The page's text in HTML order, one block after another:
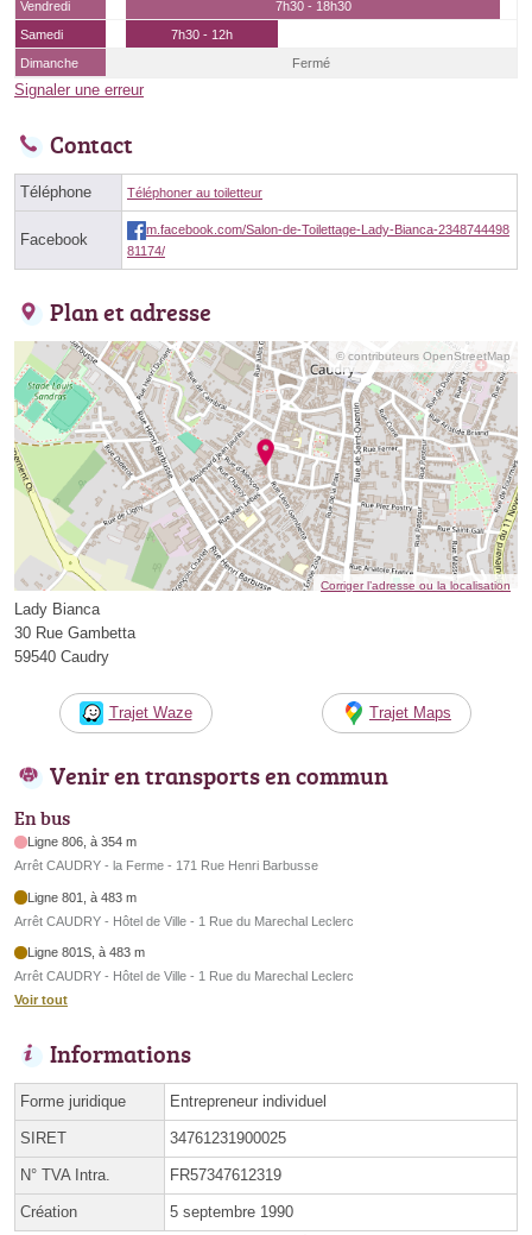
Vendredi
7h30 - 18h30
Samedi
7h30 - 12h
Dimanche
Fermé
Signaler une erreur
Contact
Téléphone Téléphoner au toiletteur
Facebook
m.facebook.com/Salon-de-Toilettage-Lady-Bianca-2348744498
81174/
Plan et adresse
© contributeurs OpenStreetMap
Corriger l’adresse ou la localisation
Lady Bianca
30 Rue Gambetta
59540 Caudry
Trajet Waze Trajet Maps
Venir en transports en commun
En bus
Ligne 806, à 354 m
Arrêt CAUDRY - la Ferme - 171 Rue Henri Barbusse
Ligne 801, à 483 m
Arrêt CAUDRY - Hôtel de Ville - 1 Rue du Marechal Leclerc
Ligne 801S, à 483 m
Arrêt CAUDRY - Hôtel de Ville - 1 Rue du Marechal Leclerc
Voir tout
Informations
Forme juridique Entrepreneur individuel
SIRET 34761231900025
N° TVA Intra. FR57347612319
Création 5 septembre 1990